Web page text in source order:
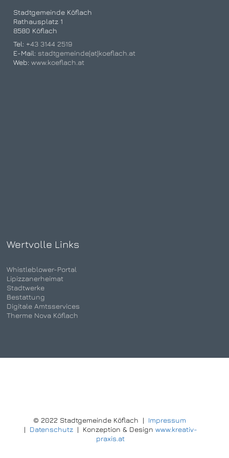
Stadtgemeinde Köflach
Rathausplatz 1
8580 Köflach
Tel: +43 3144 2519
E-Mail: stadtgemeinde[at]koeflach.at
Web:www.koeflach.at
Wertvolle Links
Whistleblower-Portal
Lipizzanerheimat
Stadtwerke
Bestattung
Digitale Amtsservices
Therme Nova Köflach
© 2022 Stadtgemeinde Köflach | Impressum
| Datenschutz| Konzeption & Design www.kreativ-
praxis.at